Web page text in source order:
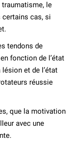
traumatisme, le
cas, si
tendons de
fonction de l’état
et de l’état
réussie
que la motivation
avec une